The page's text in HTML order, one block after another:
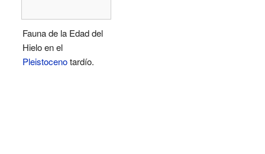
Fauna de la Edad del
Hielo en el
Pleistocenotardío.